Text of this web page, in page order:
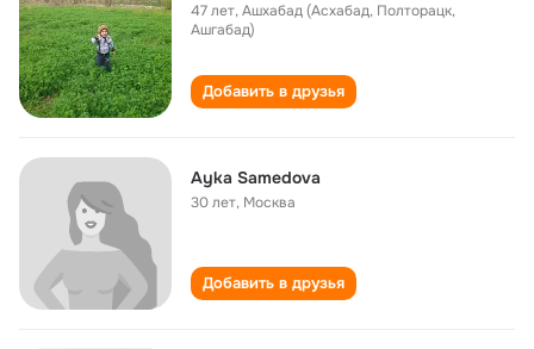
47 лет,Ашхабад (Асхабад, Полторацк,
Ашгабад)
Добавить в друзья
Ayka Samedova
30 лет, Москва
Добавить в друзья